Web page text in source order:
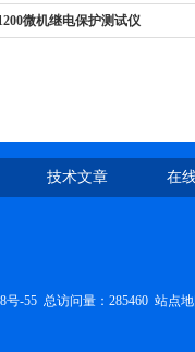
微机继电保护测试仪
技术文章 在
号-55 总访问量：285460 站点地